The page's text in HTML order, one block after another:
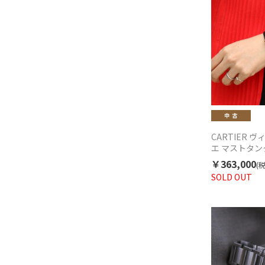
CARTIER ヴ
エ マストタ
ーツ 中古
SOLD OUT
￥363,000(